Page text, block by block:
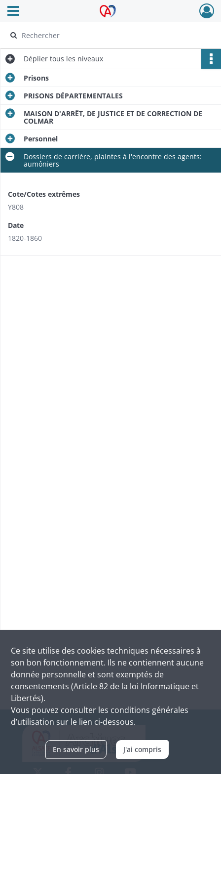
Archives Alsace - Colmar
Ouvrir le menu déroulant
Déplier tous les niveaux
Prisons
PRISONS DÉPARTEMENTALES
MAISON D'ARRÊT, DE JUSTICE ET DE CORRECTION DE
COLMAR
Personnel
Dossiers de carrière, plaintes à l'encontre des agents:
aumôniers
Cote/Cotes extrêmes
Y808
Date
1820-1860
Ce site utilise des cookies techniques nécessaires à
son bon fonctionnement. Ils ne contiennent aucune
donnée personnelle et sont exemptés de
consentements (Article 82 de la loi Informatique et
Libertés).
Vous pouvez consulter les conditions générales
d’utilisation sur le lien ci-dessous.
En savoir plus J'ai compris